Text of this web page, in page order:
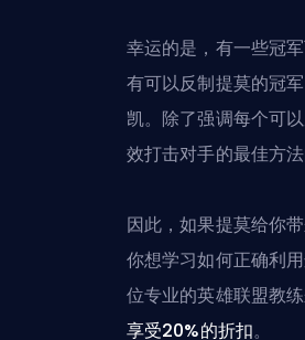
幸运的是，有一些冠
有可以反制提莫的冠
凯。除了强调每个可
效打击对手的最佳方法
因此，如果提莫给你
你想学习如何正确利
位专业的英雄联盟教练
享受20%的折扣。